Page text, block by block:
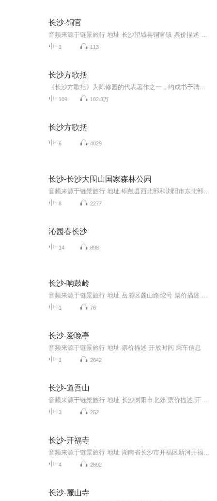
长沙-铜官
1 113
长沙方歌括
109 182.3万
长沙方歌括
6 4029
长沙-长沙大围山国家森林公园
8 2277
沁园春长沙
14 898
长沙-响鼓岭
1 76
长沙-爱晚亭
音频来源于链景旅行 地址 票价描述 开放时间 乘车信息
1 2642
长沙-道吾山
3 252
长沙-开福寺
4 2892
长沙-麓山寺